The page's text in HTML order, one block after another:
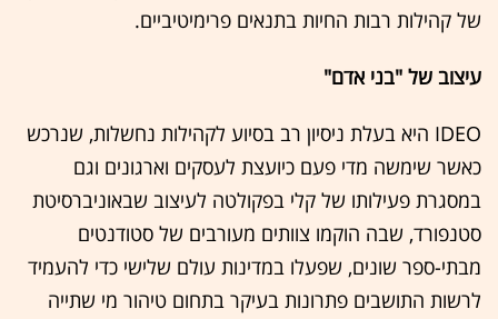
של קהילות רבות החיות בתנאים פרימיטיביים.
עיצוב של "בני אדם"
IDEO היא בעלת ניסיון רב בסיוע לקהילות נחשלות, שנרכש
כאשר שימשה מדי פעם כיועצת לעסקים וארגונים וגם
במסגרת פעילותו של קלי בפקולטה לעיצוב שבאוניברסיטת
סטנפורד, שבה הוקמו צוותים מעורבים של סטודנטים
מבתי-ספר שונים, שפעלו במדינות עולם שלישי כדי להעמיד
לרשות התושבים פתרונות בעיקר בתחום טיהור מי שתייה